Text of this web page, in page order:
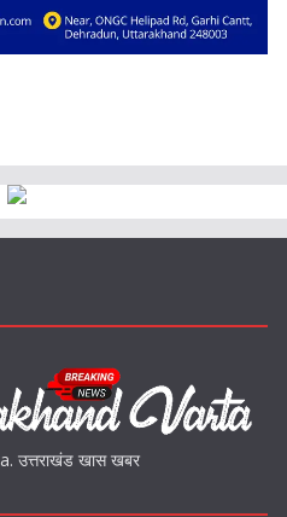
उत्तराखंड खास खबर